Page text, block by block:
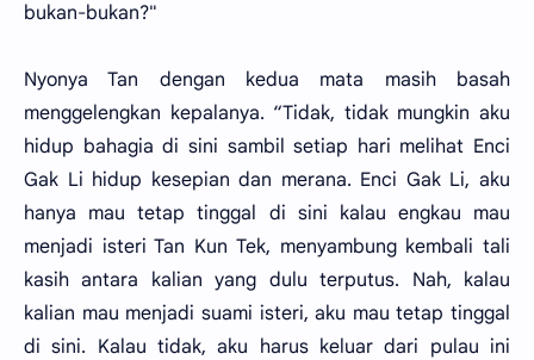
bukan-bukan?"
Nyonya Tan dengan kedua mata masih basah
menggelengkan kepalanya. “Tidak, tidak mungkin aku
hidup bahagia di sini sambil setiap hari melihat Enci
Gak Li hidup kesepian dan merana. Enci Gak Li, aku
hanya mau tetap tinggal di sini kalau engkau mau
menjadi isteri Tan Kun Tek, menyambung kembali tali
kasih antara kalian yang dulu terputus. Nah, kalau
kalian mau menjadi suami isteri, aku mau tetap tinggal
di sini. Kalau tidak, aku harus keluar dari pulau ini